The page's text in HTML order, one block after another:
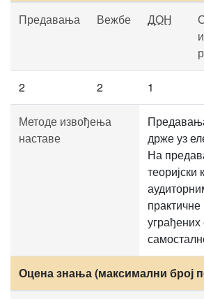
Предавања Вежбе ДОН
2 2 1
Методе извођења
наставе
држе уз
На
теоријски
Оцена знања (максимални број